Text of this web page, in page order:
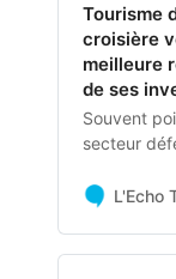
Tourisme
croisière
meilleure
de ses
Souvent
secteur
tourné vers
L'Echo